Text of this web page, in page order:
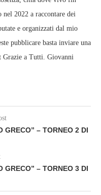
2022 a raccontare dei
e organizzati dal mio
pubblicare basta inviare una
a Tutti. Giovanni
GRECO” – TORNEO 2 DI
GRECO” – TORNEO 3 DI